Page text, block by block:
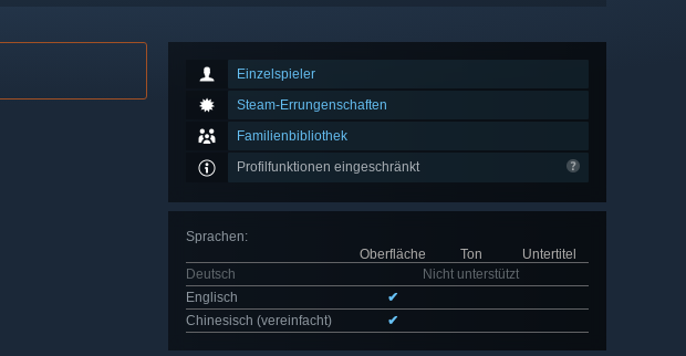
Einzelspieler
Steam-Errungenschaften
Familienbibliothek
Profilfunktionen eingeschränkt
Sprachen:
Oberfläche
Ton
Untertitel
Deutsch
Nicht unterstützt
Englisch
✔
Chinesisch (vereinfacht)
✔